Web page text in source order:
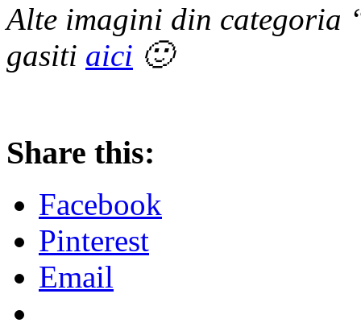
Alte imagini din categoria
gasiti aici 🙂
Share this:
Facebook
Pinterest
Email